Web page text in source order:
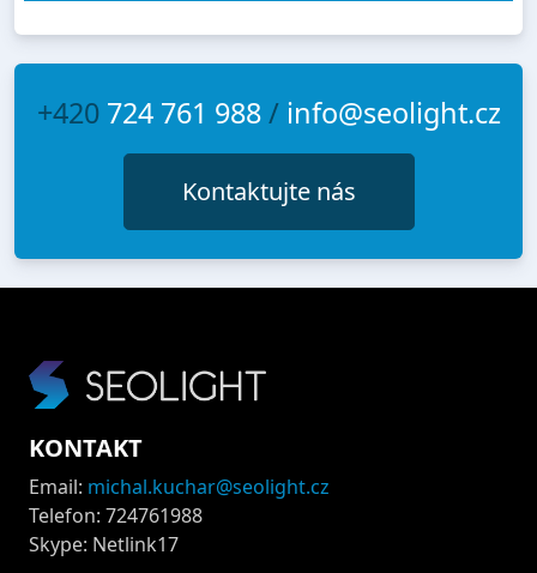
+420 724 761 988/ info@seolight.cz
Kontaktujte nás
KONTAKT
Email: michal.kuchar@seolight.cz
Telefon: 724761988
Skype: Netlink17